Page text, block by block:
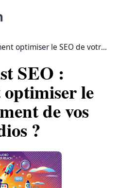
Comment optimiser le SEO de votre podcast ?
SEO :
le
de vos
?